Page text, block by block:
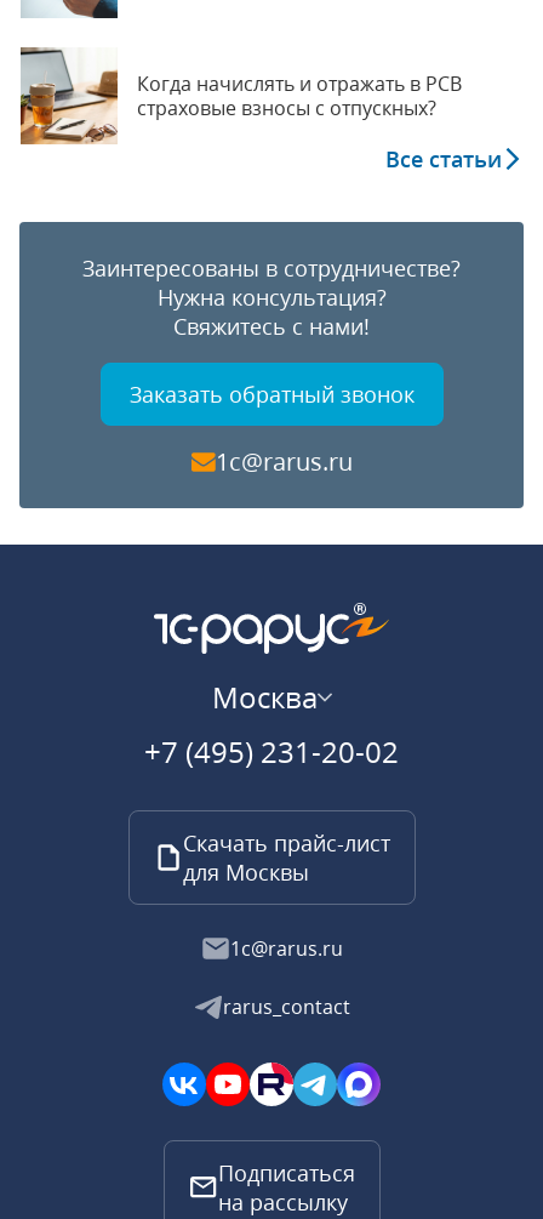
Когда начислять и отражать в РСВ
страховые взносы с отпускных?
Все статьи
Заинтересованы в сотрудничестве?
Нужна консультация?
Свяжитесь с нами!
Заказать обратный звонок
1c@rarus.ru
Москва
+7 (495) 231-20-02
Скачать прайс-лист
для Москвы
1c@rarus.ru
rarus_contact
Подписаться
на рассылку